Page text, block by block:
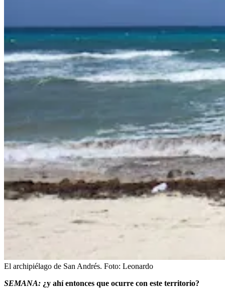
El archipiélago de San Andrés. Foto: Leonardo
SEMANA: ¿y ahí entonces que ocurre con este territorio?